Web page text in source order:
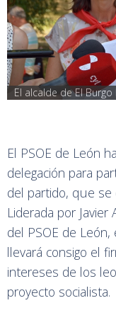
El alcalde de El
El PSOE de León
delegación para
del partido, que se
Liderada por
del PSOE de
llevará consigo el
intereses de los
proyecto socialista.